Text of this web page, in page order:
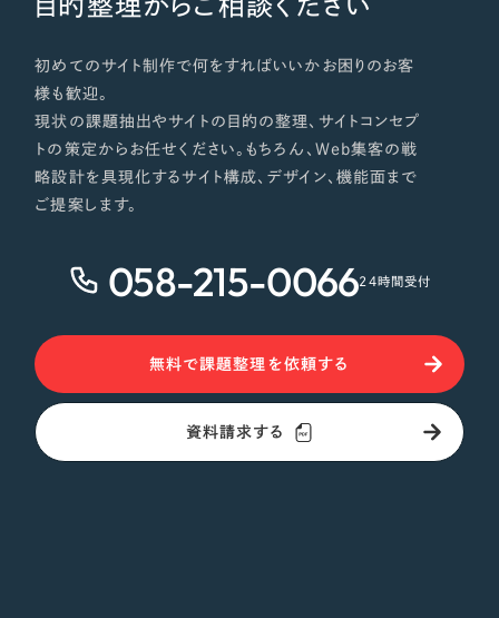
目的整理からご相談ください
初めてのサイト制作で何をすればいいかお困りのお客
様も歓迎。
現状の課題抽出やサイトの目的の整理、サイトコンセプ
トの策定からお任せください。もちろん、Web集客の戦
略設計を具現化するサイト構成、デザイン、機能面まで
ご提案します。
058-215-006624時間受付
無料で課題整理を依頼する
資料請求する